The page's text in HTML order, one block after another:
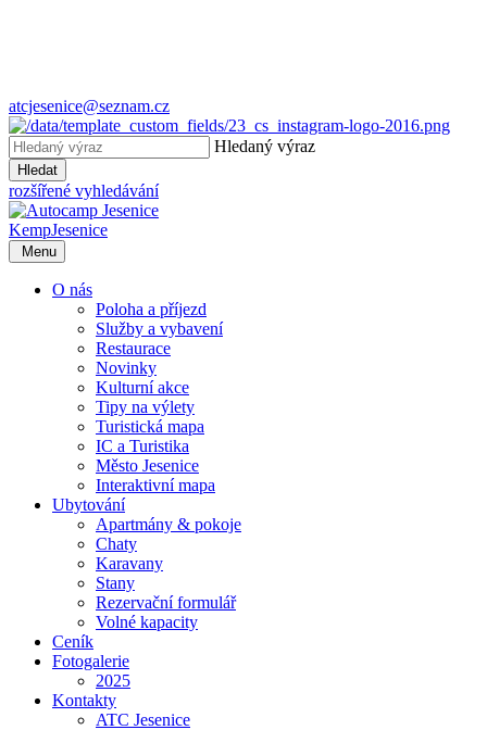
atcjesenice@seznam.cz
Hledaný výraz
Hledat
rozšířené vyhledávání
KempJesenice
Menu
O nás
Poloha a příjezd
Služby a vybavení
Restaurace
Novinky
Kulturní akce
Tipy na výlety
Turistická mapa
IC a Turistika
Město Jesenice
Interaktivní mapa
Ubytování
Apartmány & pokoje
Chaty
Karavany
Stany
Rezervační formulář
Volné kapacity
Ceník
Fotogalerie
2025
Kontakty
ATC Jesenice